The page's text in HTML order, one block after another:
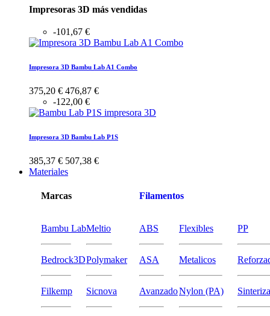
Impresoras 3D más vendidas
-101,67 €
Impresora 3D Bambu Lab A1 Combo
375,20 € 476,87 €
-122,00 €
Impresora 3D Bambu Lab P1S
385,37 € 507,38 €
Materiales
Marcas
Bambu Lab
Bedrock3D
Filkemp
Meltio
Polymaker
Sicnova
Filamentos
ABS
ASA
Avanzado
Flexibles
Metalicos
Nylon (PA)
PP